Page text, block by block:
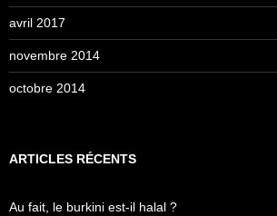
avril 2017
novembre 2014
octobre 2014
ARTICLES RÉCENTS
Au fait, le burkini est-il halal ?